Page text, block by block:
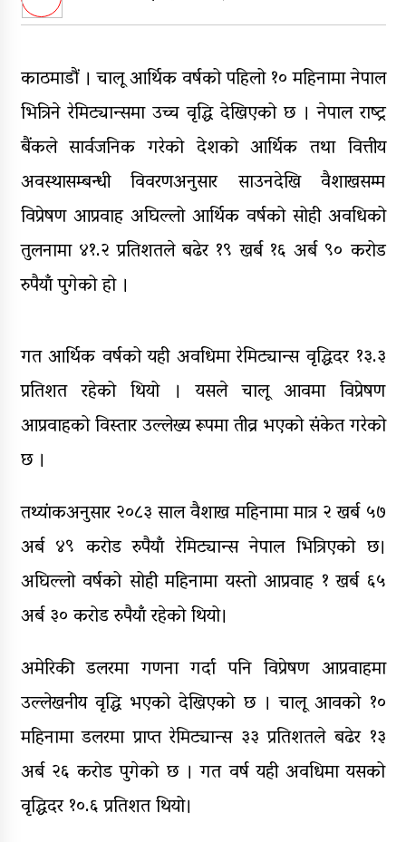
डिभिजन सर्लाहीका प्रमुख र अधिकृत
पक्राउ
घरमाथि पहिरो खस्दा ३ वर्षीय बालकको
मृत्यु, दुई घाइते
घरमाथिबाट पहिरो खसेपछि १३ घरधुरी
स्थानान्तरण
काठमाडौं । चालू आर्थिक वर्षको पहिलो १० महिनामा नेपाल
भित्रिने रेमिट्यान्समा उच्च वृद्धि देखिएको छ । नेपाल राष्ट्र
बैंकले सार्वजनिक गरेको देशको आर्थिक तथा वित्तीय
अवस्थासम्बन्धी विवरणअनुसार साउनदेखि वैशाखसम्म
विप्रेषण आप्रवाह अघिल्लो आर्थिक वर्षको सोही अवधिको
तुलनामा ४१.२ प्रतिशतले बढेर १९ खर्ब १६ अर्ब ९० करोड
रुपैयाँ पुगेको हो ।
गत आर्थिक वर्षको यही अवधिमा रेमिट्यान्स वृद्धिदर १३.३
प्रतिशत रहेको थियो । यसले चालू आवमा विप्रेषण
आप्रवाहको विस्तार उल्लेख्य रूपमा तीव्र भएको संकेत गरेको
छ ।
तथ्यांकअनुसार २०८३ साल वैशाख महिनामा मात्र २ खर्ब ५७
अर्ब ४९ करोड रुपैयाँ रेमिट्यान्स नेपाल भित्रिएको छ।
अघिल्लो वर्षको सोही महिनामा यस्तो आप्रवाह १ खर्ब ६५
अर्ब ३० करोड रुपैयाँ रहेको थियो।
अमेरिकी डलरमा गणना गर्दा पनि विप्रेषण आप्रवाहमा
उल्लेखनीय वृद्धि भएको देखिएको छ । चालू आवको १०
महिनामा डलरमा प्राप्त रेमिट्यान्स ३३ प्रतिशतले बढेर १३
अर्ब २६ करोड पुगेको छ । गत वर्ष यही अवधिमा यसको
वृद्धिदर १०.६ प्रतिशत थियो।